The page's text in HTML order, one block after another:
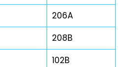
206A
208B
102B